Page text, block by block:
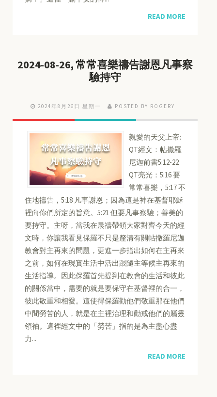
READ MORE
2024-08-26, 常常喜樂禱告謝恩凡事察
驗持守
2024年8月26日 星期一 POSTED BY ROGERY
親愛的天父上帝:
QT經文：帖撒羅
尼迦前書5:12-22
QT亮光：5:16 要
常常喜樂，5:17 不
住地禱告，5:18 凡事謝恩；因為這是神在基督耶穌
裡向你們所定的旨意。5:21 但要凡事察驗；善美的
要持守。主呀，當我在晨禱帶領大家對齊今天的經
文時，你讓我看見保羅不只是釐清有關帖撒羅尼迦
教會對主再來的問題，更進一步指出如何在主再來
之前，如何在現實生活中活出跟隨主等候主再來的
生活指導。因此保羅首先提到在教會的生活和彼此
的關係當中，需要的就是要保守在基督裡的合一，
彼此敬重和相愛。這使得保羅勸他們敬重那在他們
中間勞苦的人，就是在主裡治理和勸戒他們的屬靈
領袖。這裡經文中的「勞苦」指的是為主盡心盡
力...
READ MORE